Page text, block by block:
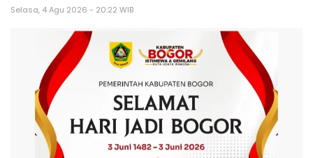
Selasa, 4 Agu 2026 - 20:22 WIB